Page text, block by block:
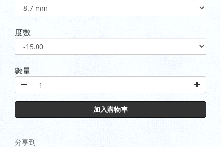
度數
數量
加入購物車
分享到